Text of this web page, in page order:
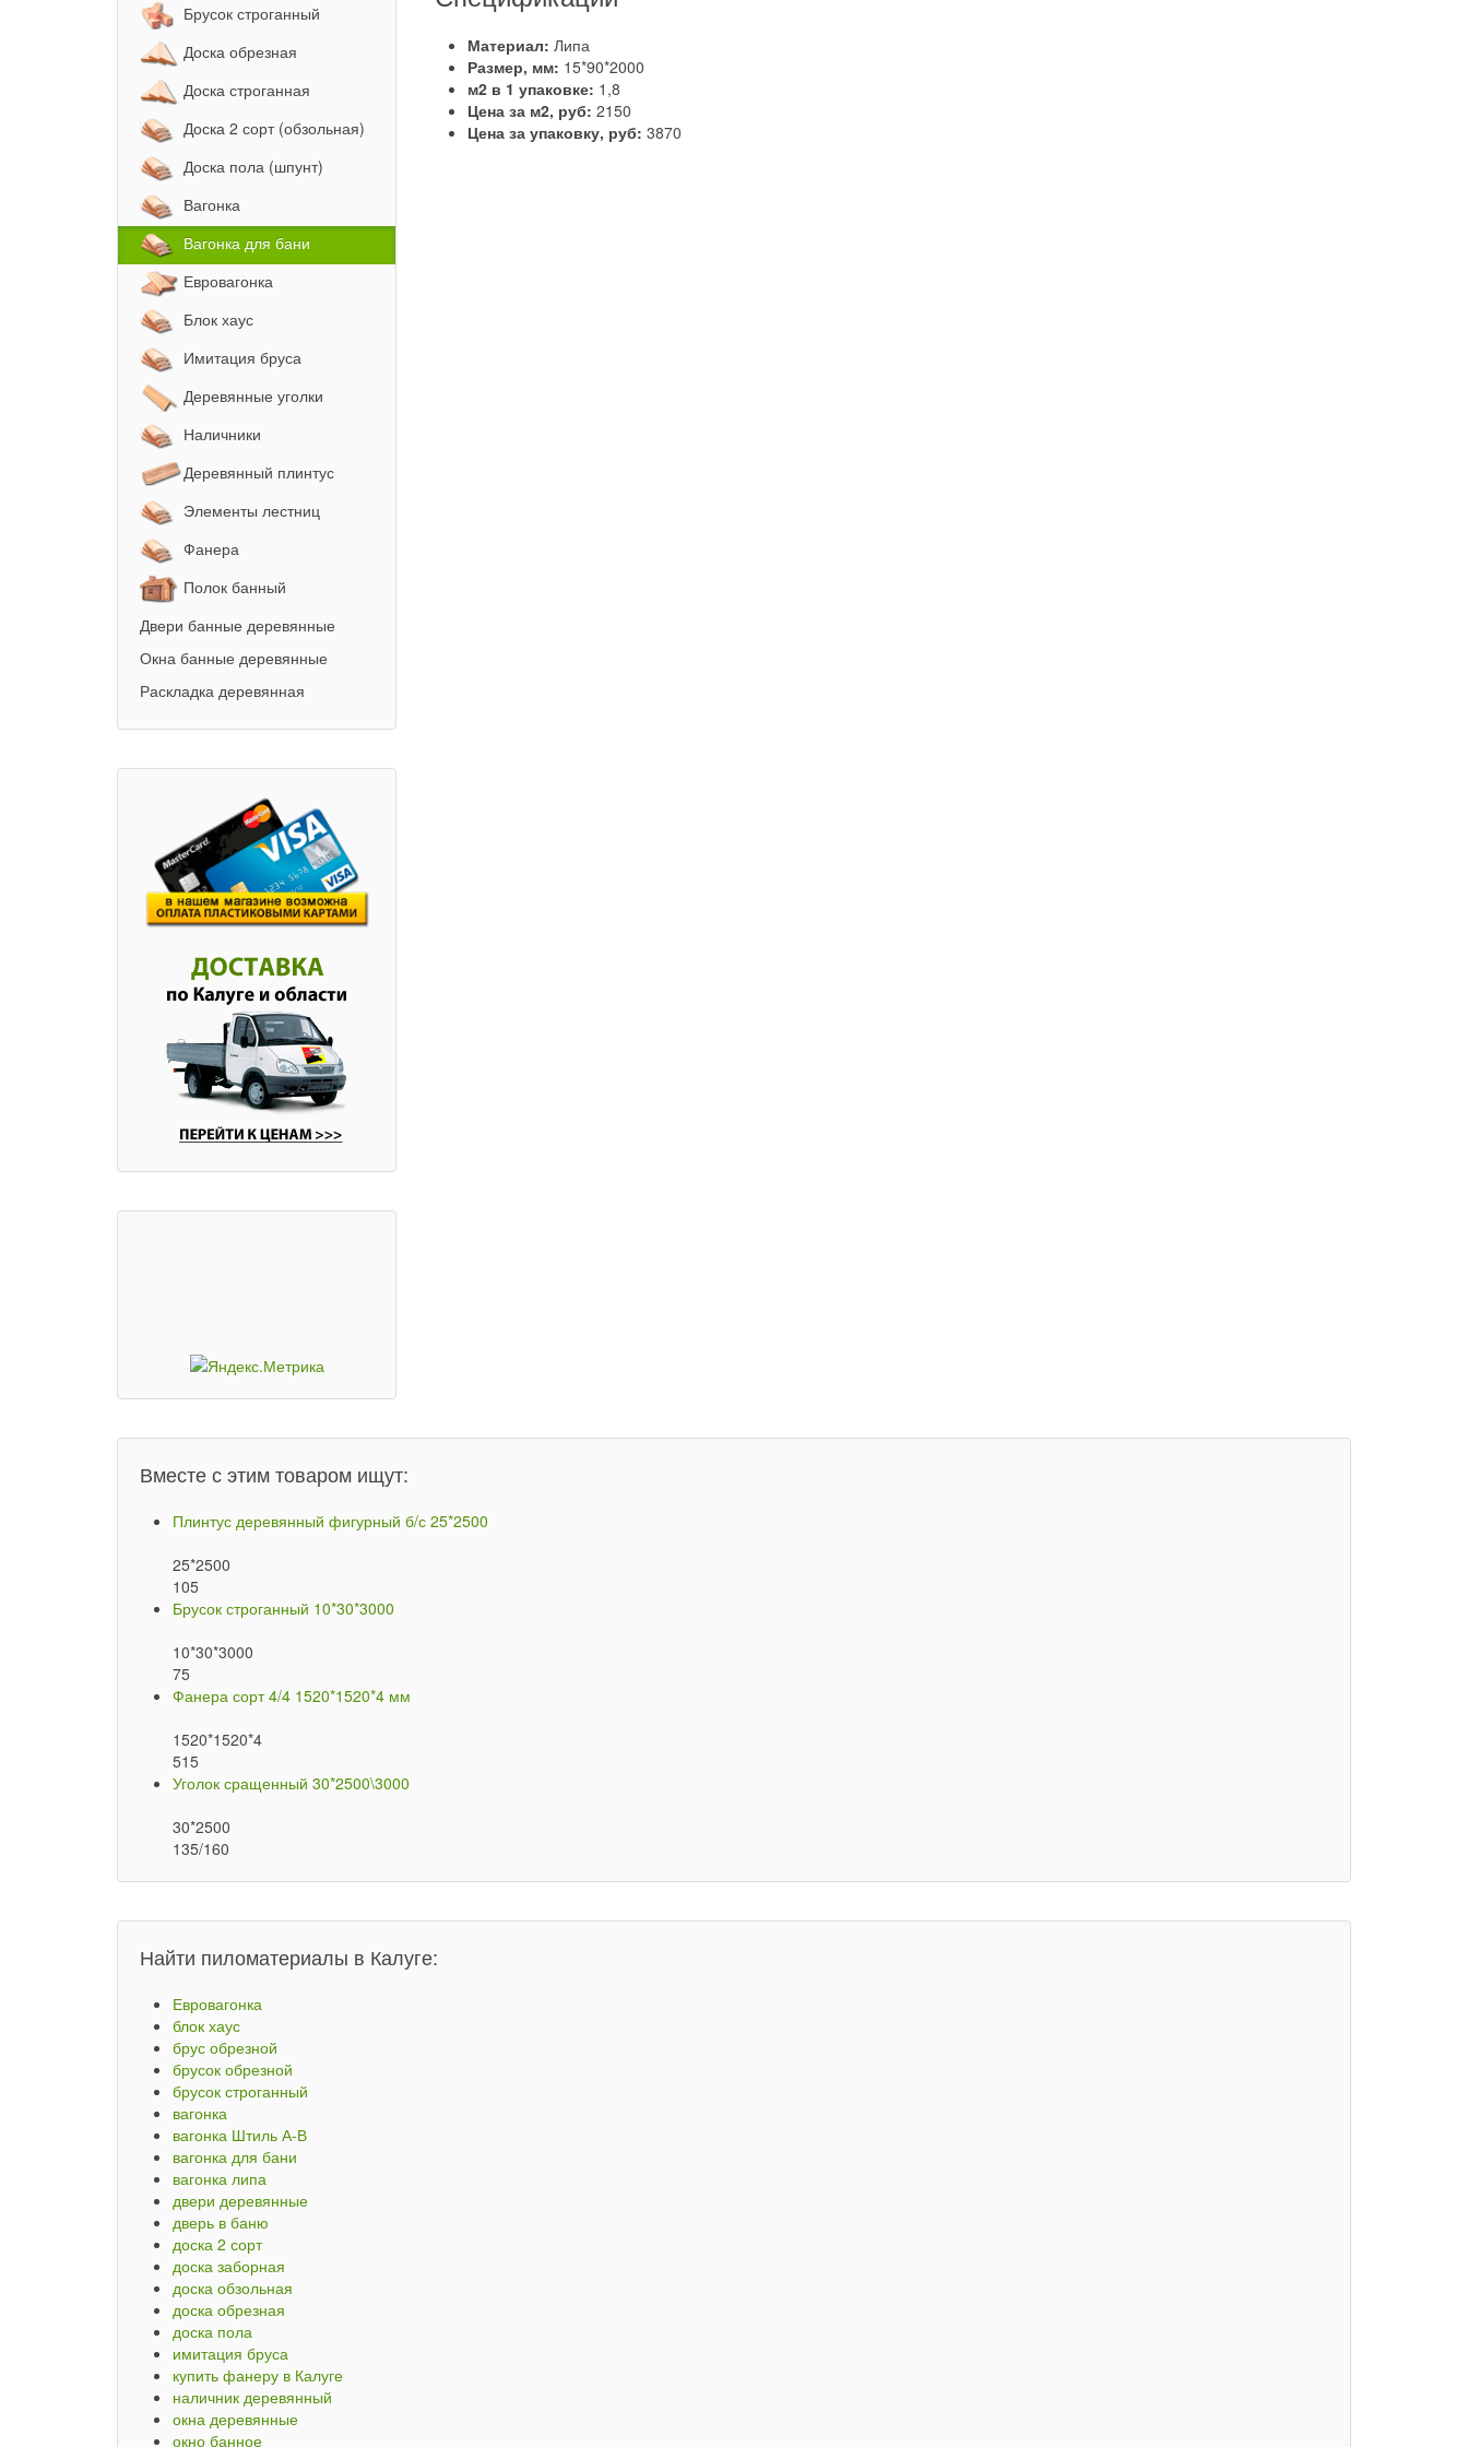
Материал:Липа
Размер, мм: 15*90*2000
м2 в 1 упаковке: 1,8
Цена за м2, руб:2150
Цена за упаковку, руб:3870
Брусок строганный
Доска обрезная
Доска строганная
Доска 2 сорт (обзольная)
Доска пола (шпунт)
Вагонка
Вагонка для бани
Евровагонка
Блок хаус
Имитация бруса
Деревянные уголки
Наличники
Деревянный плинтус
Элементы лестниц
Фанера
Полок банный
Двери банные деревянные
Окна банные деревянные
Раскладка деревянная
Вместе с этим товаром ищут:
Плинтус деревянный фигурный б/с 25*2500
25*2500
105
Брусок строганный 10*30*3000
10*30*3000
75
Фанера сорт 4/4 1520*1520*4 мм
1520*1520*4
515
Уголок сращенный 30*2500\3000
30*2500
135/160
Найти пиломатериалы в Калуге:
Евровагонка
блок хаус
брус обрезной
брусок обрезной
брусок строганный
вагонка
вагонка Штиль А-В
вагонка для бани
вагонка липа
двери деревянные
дверь в баню
доска 2 сорт
доска заборная
доска обзольная
доска обрезная
доска пола
имитация бруса
купить фанеру в Калуге
наличник деревянный
окна деревянные
окно банное